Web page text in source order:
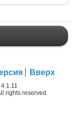
Вверх
rights reserved.